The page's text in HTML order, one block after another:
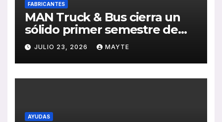
FABRICANTES
MAN Truck & Bus cierra un
sólido primer semestre de
2026 con crecimiento en
ventas, pedidos y
rentabilidad
JULIO 23, 2026 MAYTE
AYUDAS